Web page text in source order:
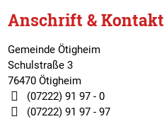
Anschrift & Kontakt
Gemeinde Ötigheim
Schulstraße 3
76470 Ötigheim
(07222) 91 97 - 0
(07222) 91 97 - 97